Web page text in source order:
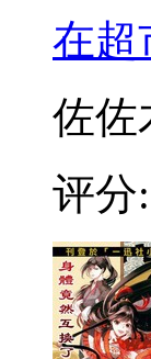
在超
佐佐
评分: